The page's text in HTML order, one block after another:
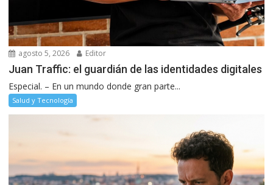
agosto 5, 2026 Editor
Juan Traffic: el guardián de las identidades digitales
Especial. – En un mundo donde gran parte...
Salud y Tecnología